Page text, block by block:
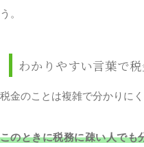
う。
わかりやすい言葉で
税金のことは複雑で分かりに
このときに税務に疎い人でも